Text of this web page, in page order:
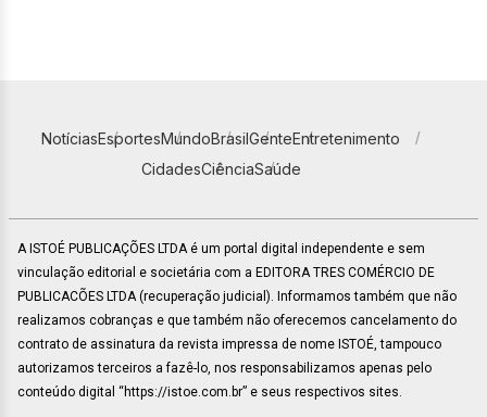
NotíciasEsportesMundoBrasilGenteEntretenimento
CidadesCiênciaSaúde
A ISTOÉ PUBLICAÇÕES LTDA é um portal digital independente e sem
vinculação editorial e societária com a EDITORA TRES COMÉRCIO DE
PUBLICACÕES LTDA (recuperação judicial). Informamos também que não
realizamos cobranças e que também não oferecemos cancelamento do
contrato de assinatura da revista impressa de nome ISTOÉ, tampouco
autorizamos terceiros a fazê-lo, nos responsabilizamos apenas pelo
conteúdo digital “https://istoe.com.br” e seus respectivos sites.